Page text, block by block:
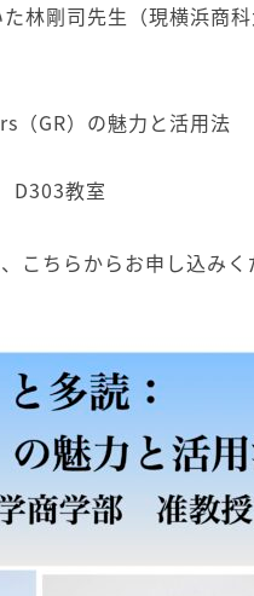
林剛司先生（現横浜商
（GR）の魅力と活用法
D303教室
こちらからお申し込みく